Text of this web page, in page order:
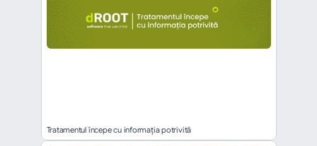
Tratamentul începe cu informația potrivită